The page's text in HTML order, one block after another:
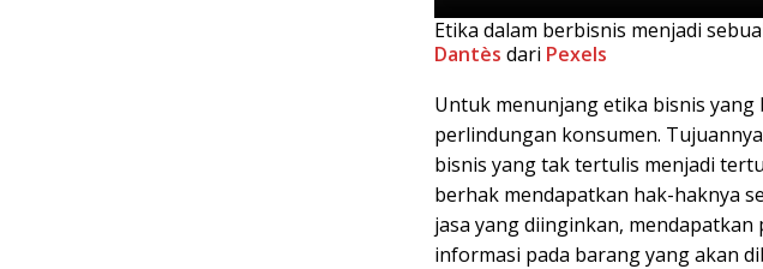
Etika dalam berbisnis menjadi
Dantès dari Pexels
Untuk menunjang etika bisnis
perlindungan konsumen.
bisnis yang tak tertulis menjadi
berhak mendapatkan hak-haknya
jasa yang diinginkan,
informasi pada barang yang akan